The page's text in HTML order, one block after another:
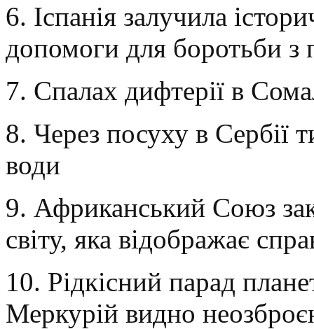
6. Іспанія залучила
допомоги для боротьби
7. Спалах дифтерії в
8. Через посуху в Сербії
води
9. Африканський Союз
світу, яка відображає
10. Рідкісний парад
Меркурій видно